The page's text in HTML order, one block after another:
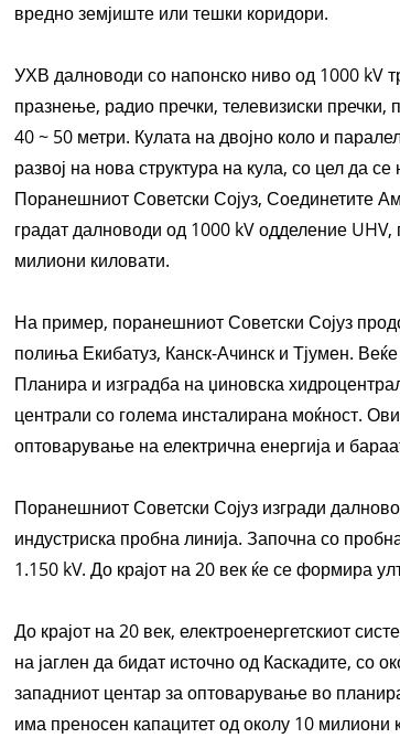
вредно земјиште или тешки коридори.
УХВ далноводи со напонско ниво од 1000 kV
празнење, радио пречки, телевизиски
40 ~ 50 метри. Кулата на двојно коло и
развој на нова структура на кула, со цел да
Поранешниот Советски Сојуз, Соединетите
градат далноводи од 1000 kV одделение
милиони киловати.
На пример, поранешниот Советски Сојуз
полиња Екибатуз, Канск-Ачинск и Тјумен.
Планира и изградба на џиновска
централи со голема инсталирана моќност.
оптоварување на електрична енергија и
Поранешниот Советски Сојуз изгради
индустриска пробна линија. Започна со
1.150 kV. До крајот на 20 век ќе се формира
До крајот на 20 век, електроенергетскиот
на јаглен да бидат источно од Каскадите, со
западниот центар за оптоварување во
има преносен капацитет од околу 10 милиони